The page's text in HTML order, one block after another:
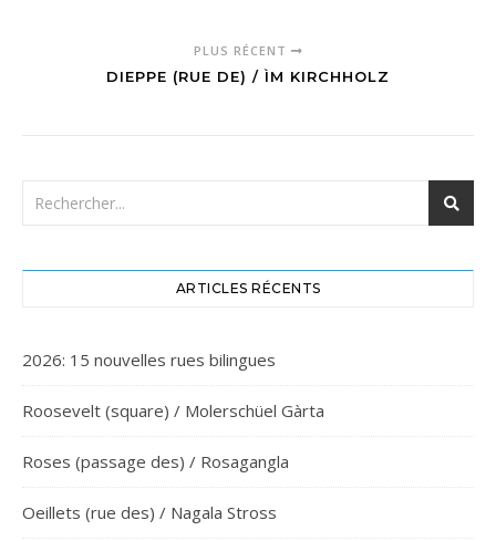
PLUS RÉCENT
DIEPPE (RUE DE) / ÌM KIRCHHOLZ
ARTICLES RÉCENTS
2026: 15 nouvelles rues bilingues
Roosevelt (square) / Molerschüel Gàrta
Roses (passage des) / Rosagangla
Oeillets (rue des) / Nagala Stross